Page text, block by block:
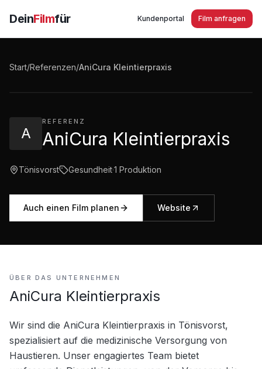
DeinFilmfür Kundenportal Film anfragen
Start/Referenzen/AniCura Kleintierpraxis
A
REFERENZ
AniCura Kleintierpraxis
Tönisvorst Gesundheit·1 Produktion
Auch einen Film planen Website
Tönisvorst
ÜBER DAS UNTERNEHMEN
AniCura Kleintierpraxis
Wir sind die AniCura Kleintierpraxis in Tönisvorst,
spezialisiert auf die medizinische Versorgung von
Haustieren. Unser engagiertes Team bietet